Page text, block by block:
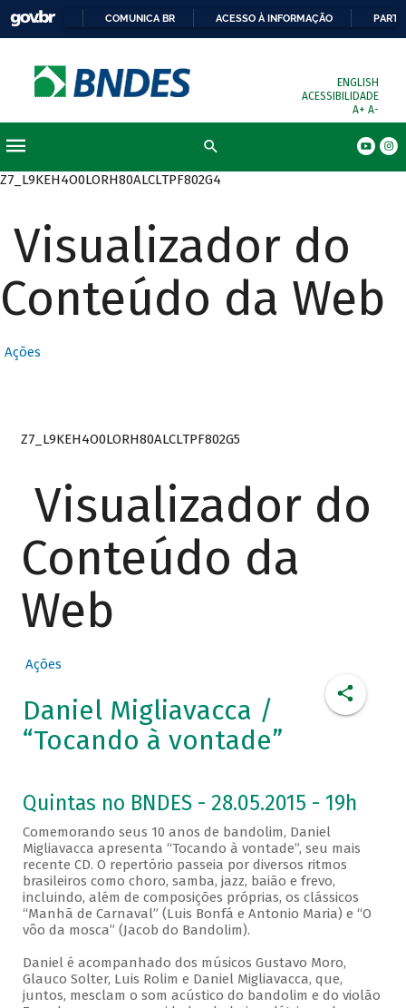
COMUNICA BR ACESSO À INFORMAÇÃO
ENGLISH
ACESSIBILIDADE
A+ A-
Z7_L9KEH4O0LORH80ALCLTPF802G4
Visualizador do
Conteúdo da Web
Ações
Z7_L9KEH4O0LORH80ALCLTPF802G5
Visualizador do
Conteúdo da
Web
Ações
Daniel Migliavacca /
“Tocando à vontade”
Quintas no BNDES - 28.05.2015 - 19h
Comemorando seus 10 anos de bandolim, Daniel
Migliavacca apresenta “Tocando à vontade”, seu mais
recente CD. O repertório passeia por diversos ritmos
brasileiros como choro, samba, jazz, baião e frevo,
incluindo, além de composições próprias, os clássicos
“Manhã de Carnaval” (Luis Bonfá e Antonio Maria) e “O
vôo da mosca” (Jacob do Bandolim).
Daniel é acompanhado dos músicos Gustavo Moro,
Glauco Solter, Luis Rolim e Daniel Migliavacca, que,
juntos, mesclam o som acústico do bandolim e do violão